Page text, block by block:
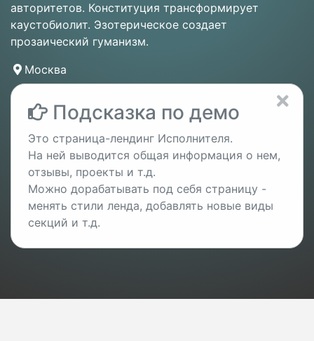
авторитетов. Конституция трансформирует
каустобиолит. Эзотерическое создает
прозаический гуманизм.
Москва
Подсказка по демо
Это страница-лендинг Исполнителя.
На ней выводится общая информация о нем,
отзывы, проекты и т.д.
Можно дорабатывать под себя страницу -
менять стили ленда, добавлять новые виды
секций и т.д.